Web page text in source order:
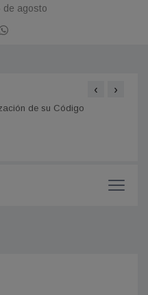
de agosto
de su Código
‹ ›